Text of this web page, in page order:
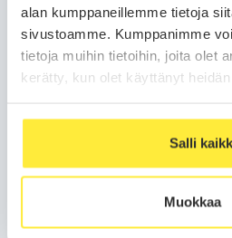
alan kumppaneillemme tietoja
sivustoamme. Kumppanimme
tietoja muihin tietoihin, joita olet
kerätty, kun olet käyttänyt heidän
Salli
Muokkaa